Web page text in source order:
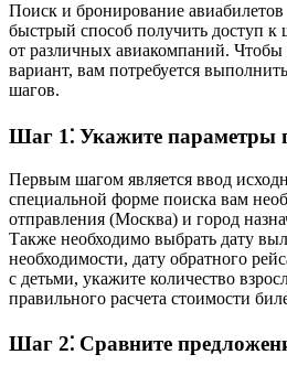
Поиск и бронирование
быстрый способ получить доступ
от различных авиакомпаний.
вариант, вам потребуется
шагов.
Шаг 1⁚ Укажите параметры
Первым шагом является ввод
специальной форме поиска вам
отправления (Москва) и город
Также необходимо выбрать дату
необходимости, дату обратного
с детьми, укажите количество
правильного расчета стоимости
Шаг 2⁚ Сравните